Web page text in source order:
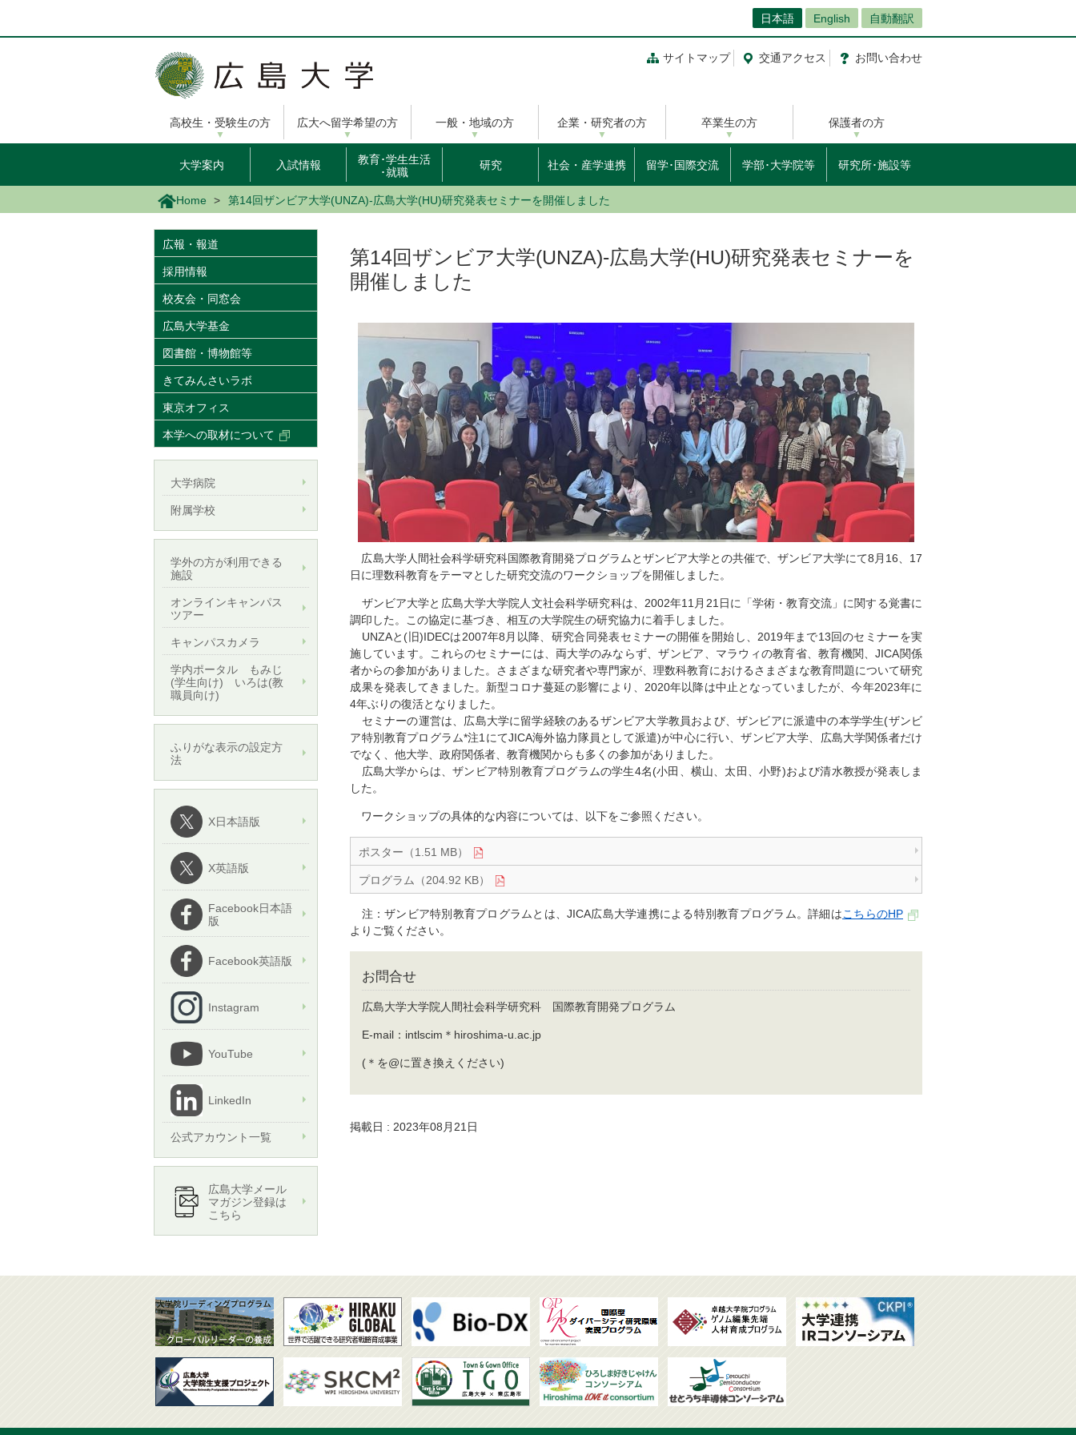
ン
に
日本語 English 自動翻訳
サイトマップ 交通アクセス お問い合わせ
高校生・受験生の方 広大へ留学希望の方 一般・地域の方 企業・研究者の方 卒業生の方 保護者の方
大学案内 入試情報
教育･学生生活
･就職
研究 社会・産学連携 留学･国際交流 学部･大学院等 研究所･施設等
Home 第14回ザンビア大学(UNZA)-広島大学(HU)研究発表セミナーを開催しました
第14回ザンビア大学(UNZA)-広島大学(HU)研究発表セミナーを
開催しました
広島大学人間社会科学研究科国際教育開発プログラムとザンビア大学との共催で、ザンビア大学にて8月16、17
日に理数科教育をテーマとした研究交流のワークショップを開催しました。
ザンビア大学と広島大学大学院人文社会科学研究科は、2002年11月21日に「学術・教育交流」に関する覚書に
調印した。この協定に基づき、相互の大学院生の研究協力に着手しました。
UNZAと(旧)IDECは2007年8月以降、研究合同発表セミナーの開催を開始し、2019年まで13回のセミナーを実
施しています。これらのセミナーには、両大学のみならず、ザンビア、マラウィの教育省、教育機関、JICA関係
者からの参加がありました。さまざまな研究者や専門家が、理数科教育におけるさまざまな教育問題について研究
成果を発表してきました。新型コロナ蔓延の影響により、2020年以降は中止となっていましたが、今年2023年に
4年ぶりの復活となりました。
セミナーの運営は、広島大学に留学経験のあるザンビア大学教員および、ザンビアに派遣中の本学学生(ザンビ
ア特別教育プログラム*注1にてJICA海外協力隊員として派遣)が中心に行い、ザンビア大学、広島大学関係者だけ
でなく、他大学、政府関係者、教育機関からも多くの参加がありました。
広島大学からは、ザンビア特別教育プログラムの学生4名(小田、横山、太田、小野)および清水教授が発表しま
した。
ワークショップの具体的な内容については、以下をご参照ください。
ポスター（1.51 MB）
プログラム（204.92 KB）
注：ザンビア特別教育プログラムとは、JICA広島大学連携による特別教育プログラム。詳細はこちらのHP
よりご覧ください。
お問合せ
広島大学大学院人間社会科学研究科 国際教育開発プログラム
E-mail：intlscim＊hiroshima-u.ac.jp
(＊を@に置き換えください)
掲載日 : 2023年08月21日
広報・報道
採用情報
校友会・同窓会
広島大学基金
図書館・博物館等
きてみんさいラボ
東京オフィス
本学への取材について
大学病院
附属学校
学外の方が利用できる
施設
オンラインキャンパス
ツアー
キャンパスカメラ
学内ポータル もみじ
(学生向け) いろは(教
職員向け)
ふりがな表示の設定方
法
X日本語版
X英語版
Facebook日本語
版
Facebook英語版
Instagram
YouTube
LinkedIn
公式アカウント一覧
広島大学メール
マガジン登録は
こちら